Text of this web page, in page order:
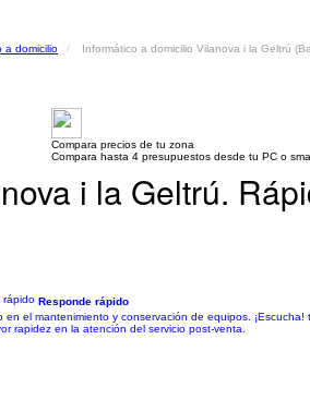
a domicilio Informático a domicilio Vilanova i la Geltrú
Compara precios de tu zona
Compara hasta 4 presupuestos desde tu PC o
i la Geltrú.
Responde rápido
el mantenimiento y conservación de equipos.
rapidez en la atención del servicio post-venta.